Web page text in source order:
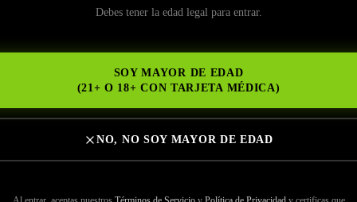
Debes tener la edad legal para entrar.
SOY MAYOR DE EDAD
(21+ O 18+ CON TARJETA MÉDICA)
NO, NO SOY MAYOR DE EDAD
tu experiencia con el
¡un dispensario
en College East!